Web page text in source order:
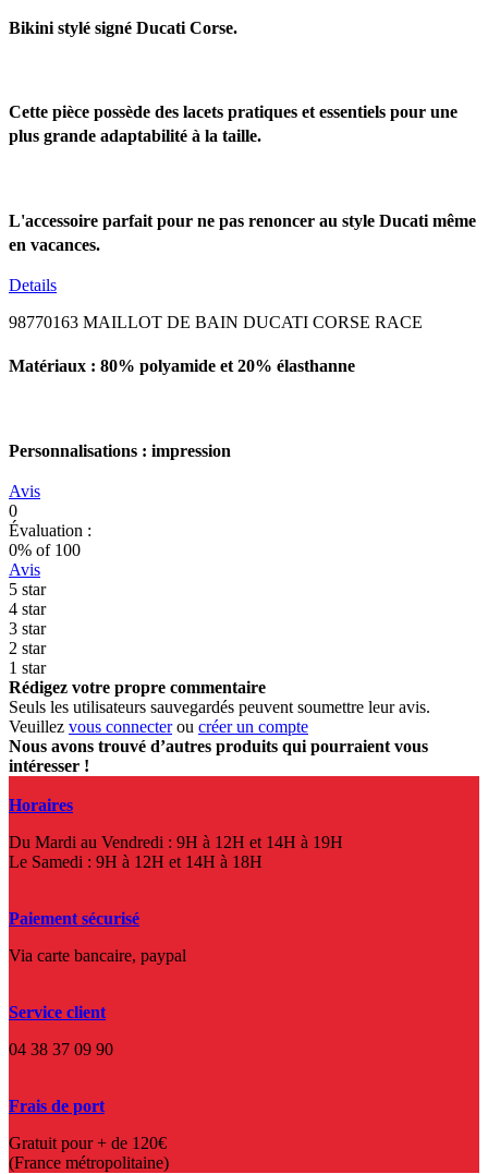
Bikini stylé signé Ducati Corse.
Cette pièce possède des lacets pratiques et essentiels pour une
plus grande adaptabilité à la taille.
L'accessoire parfait pour ne pas renoncer au style Ducati même
en vacances.
Details
98770163 MAILLOT DE BAIN DUCATI CORSE RACE
Matériaux : 80% polyamide et 20% élasthanne
Personnalisations : impression
Avis
0
Évaluation :
0% of 100
Avis
5 star
4 star
3 star
2 star
1 star
Rédigez votre propre commentaire
Seuls les utilisateurs sauvegardés peuvent soumettre leur avis.
Veuillez vous connecterou créer un compte
Nous avons trouvé d’autres produits qui pourraient vous
intéresser !
Horaires
Du Mardi au Vendredi : 9H à 12H et 14H à 19H
Le Samedi : 9H à 12H et 14H à 18H
Paiement sécurisé
Via carte bancaire, paypal
Service client
04 38 37 09 90
Frais de port
Gratuit pour + de 120€
(France métropolitaine)